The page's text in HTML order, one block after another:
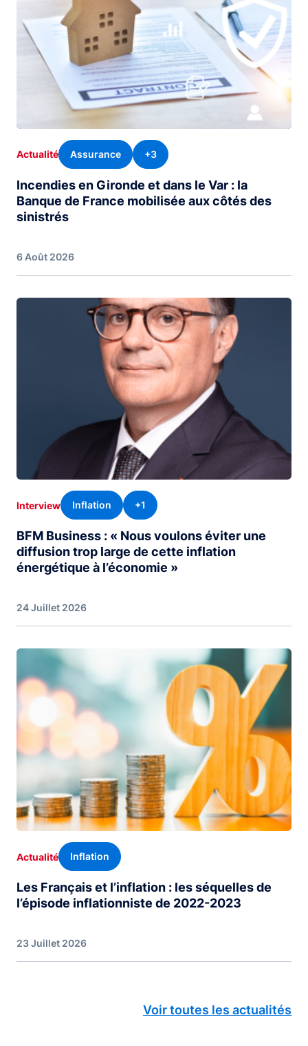
Actualité Assurance +3
Incendies en Gironde et dans le Var : la
Banque de France mobilisée aux côtés des
sinistrés
6 Août 2026
Image
Interview Inflation +1
BFM Business : « Nous voulons éviter une
diffusion trop large de cette inflation
énergétique à l’économie »
24 Juillet 2026
Image
Actualité Inflation
Les Français et l’inflation : les séquelles de
l’épisode inflationniste de 2022-2023
23 Juillet 2026
Voir toutes les actualités